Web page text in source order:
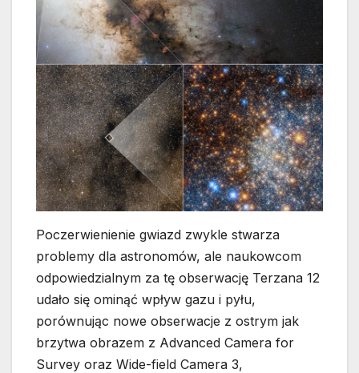
Poczerwienienie gwiazd zwykle stwarza
problemy dla astronomów, ale naukowcom
odpowiedzialnym za tę obserwację Terzana 12
udało się ominąć wpływ gazu i pyłu,
porównując nowe obserwacje z ostrym jak
brzytwa obrazem z Advanced Camera for
Survey oraz Wide-field Camera 3,